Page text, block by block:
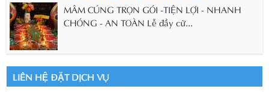
MÂM CÚNG TRỌN GÓI -TIỆN LỢI - NHANH
CHÓNG - AN TOÀN Lễ đầy cữ...
LIÊN HỆ ĐẶT DỊCH VỤ